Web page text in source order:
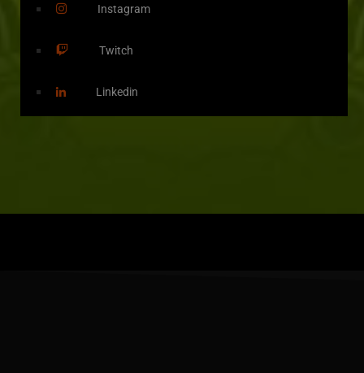
Instagram
Twitch
Linkedin